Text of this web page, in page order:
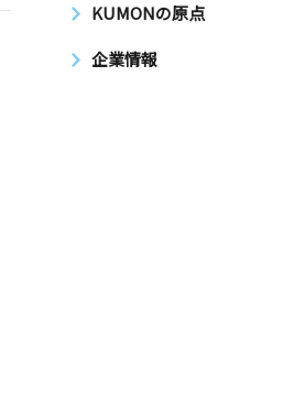
KUMONの原点
企業情報